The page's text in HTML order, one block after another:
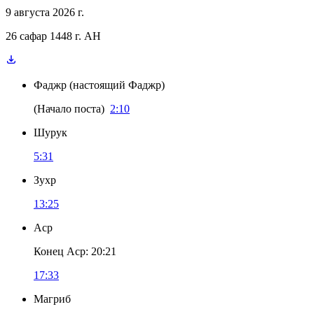
9 августа 2026 г.
26 сафар 1448 г. AH
Фаджр (настоящий Фаджр)
(Начало поста) 2:10
Шурук
5:31
Зухр
13:25
Аср
Конец Аср: 20:21
17:33
Магриб